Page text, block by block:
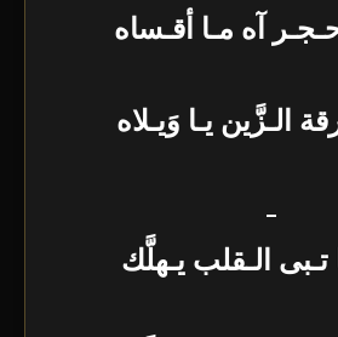
آه مـا أقـساه
الـزَّين يـا وَيـلاه
_
تـبى الـقلب يـهلَّك